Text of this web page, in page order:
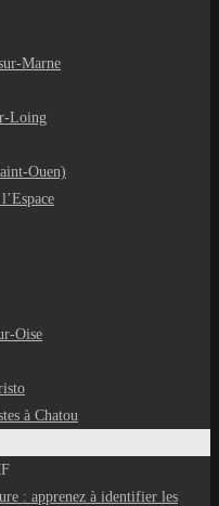
Marne
Loing
Ouen)
Oise
à Chatou
: apprenez à identifier les